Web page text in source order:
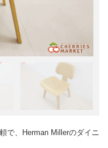
で、Herman Millerのダイニ